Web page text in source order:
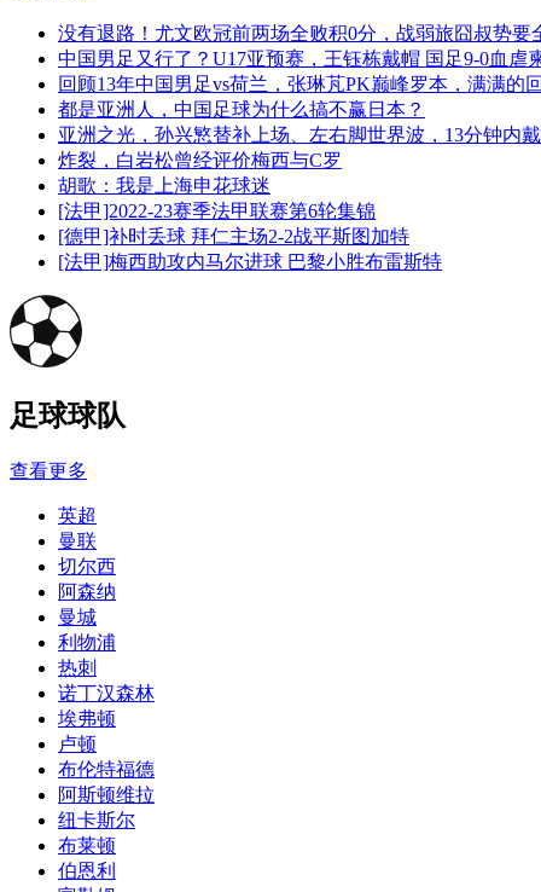
没有退路！尤文欧冠前两场全败积0分，战弱旅囧叔势要
中国男足又行了？U17亚预赛，王钰栋戴帽 国足9-0血虐
回顾13年中国男足vs荷兰，张琳芃PK巅峰罗本，满满的
都是亚洲人，中国足球为什么搞不赢日本？
亚洲之光，孙兴慜替补上场、左右脚世界波，13分钟内戴
炸裂，白岩松曾经评价梅西与C罗
胡歌：我是上海申花球迷
[法甲]2022-23赛季法甲联赛第6轮集锦
[德甲]补时丢球 拜仁主场2-2战平斯图加特
[法甲]梅西助攻内马尔进球 巴黎小胜布雷斯特
足球球队
查看更多
英超
曼联
切尔西
阿森纳
曼城
利物浦
热刺
诺丁汉森林
埃弗顿
卢顿
布伦特福德
阿斯顿维拉
纽卡斯尔
布莱顿
伯恩利